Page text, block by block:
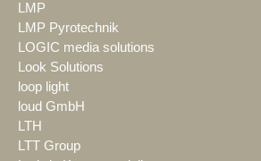
LMP
LMP Pyrotechnik
LOGIC media solutions
Look Solutions
loop light
loud GmbH
LTH
LTT Group